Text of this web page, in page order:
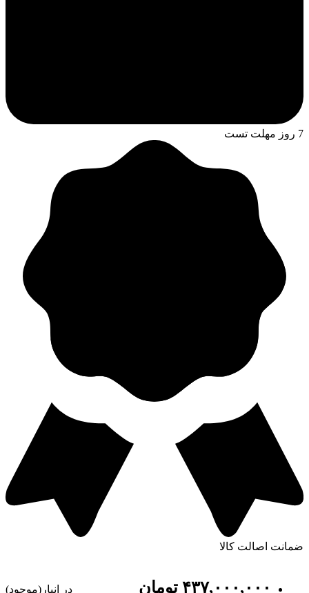
7 روز مهلت تست
ضمانت اصالت کالا
۴٣٧,٠٠٠,٠٠٠ تومان در انبار(موجود)